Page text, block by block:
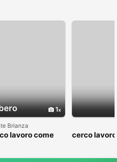
1
Brianza
lavoro come
cerco